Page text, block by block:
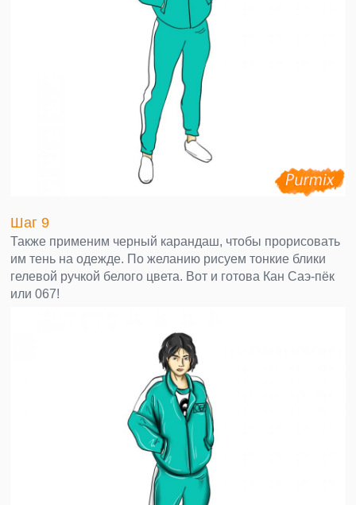
Шаг 9
Также применим черный карандаш, чтобы прорисовать
им тень на одежде. По желанию рисуем тонкие блики
гелевой ручкой белого цвета. Вот и готова Кан Саэ-пёк
или 067!